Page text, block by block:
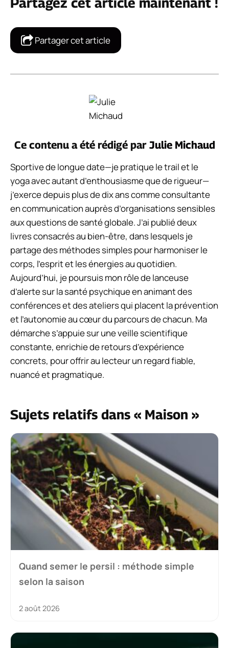
Partager cet article
Ce contenu a été rédigé par Julie Michaud
Sportive de longue date—je pratique le trail et le
yoga avec autant d’enthousiasme que de rigueur—
j’exerce depuis plus de dix ans comme consultante
en communication auprès d’organisations sensibles
aux questions de santé globale. J’ai publié deux
livres consacrés au bien-être, dans lesquels je
partage des méthodes simples pour harmoniser le
corps, l’esprit et les énergies au quotidien.
Aujourd’hui, je poursuis mon rôle de lanceuse
d’alerte sur la santé psychique en animant des
conférences et des ateliers qui placent la prévention
et l’autonomie au cœur du parcours de chacun. Ma
démarche s’appuie sur une veille scientifique
constante, enrichie de retours d’expérience
concrets, pour offrir au lecteur un regard fiable,
nuancé et pragmatique.
Sujets relatifs dans « Maison »
Quand semer le persil : méthode simple
selon la saison
2 août 2026